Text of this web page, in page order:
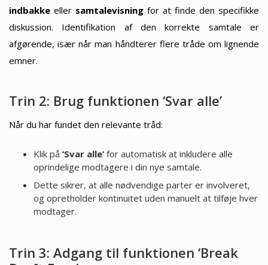
indbakke eller samtalevisning for at finde den specifikke
diskussion. Identifikation af den korrekte samtale er
afgørende, især når man håndterer flere tråde om lignende
emner.
Trin 2: Brug funktionen ‘Svar alle’
Når du har fundet den relevante tråd:
Klik på ‘Svar alle’for automatisk at inkludere alle
oprindelige modtagere i din nye samtale.
Dette sikrer, at alle nødvendige parter er involveret,
og opretholder kontinuitet uden manuelt at tilføje hver
modtager.
Trin 3: Adgang til funktionen ‘Break